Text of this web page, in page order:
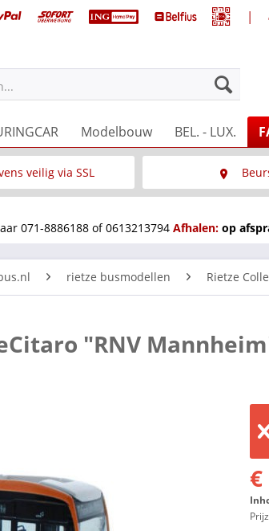
|
Modelbouw BEL. - LUX.
veilig via SSL
071-8886188 of 0613213794 Afhalen: op
rietze busmodellen Rietze
"RNV